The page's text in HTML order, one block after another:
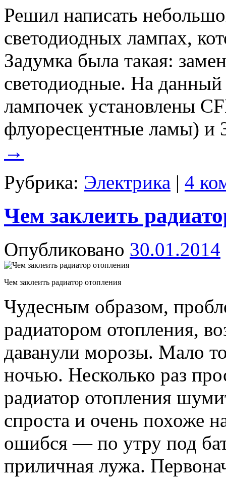
Решил написать
светодиодных лампах,
Задумка была такая:
светодиодные. На
лампочек установлены
флуоресцентные ламы) и
→
Рубрика: Электрика | 4
Чем заклеить
Опубликовано 30.01.2014
Чем заклеить радиатор отопления
Чудесным образом,
радиатором отопления,
даванули морозы. Мало
ночью. Несколько раз
радиатор отопления
спроста и очень похоже
ошибся — по утру под
приличная лужа.